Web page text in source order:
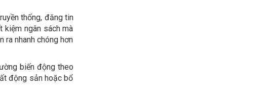
thống, đăng tin
kiệm ngân sách mà
ra nhanh chóng hơn
biến động theo
động sản hoặc bổ